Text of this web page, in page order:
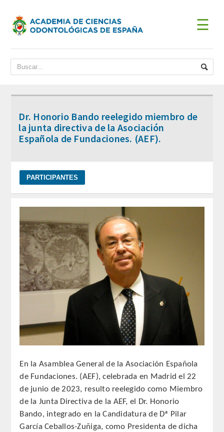
ACADEMIA
BIENVENIDA DEL PRESIDENTE
DATOS HISTÓRICOS
Historia
Presidentes
JUNTA DE GOBIERNO
ESTATUTOS
REGLAMENTO
ACADEMICOS
SECCIONES
CIENCIAS BASICAS MEDICAS
AFINES A LA ODONTOLOGIA
MEDICO-JURIDICAS
☰
Dr. Honorio Bando reelegido miembro de
la junta directiva de la Asociación
Española de Fundaciones. (AEF).
En la Asamblea General de la Asociación Española
de Fundaciones. (AEF), celebrada en Madrid el 22
de junio de 2023, resulto reelegido como Miembro
de la Junta Directiva de la AEF, el Dr. Honorio
Bando, integrado en la Candidatura de Dª Pilar
García Ceballos-Zuñiga, como Presidenta de dicha